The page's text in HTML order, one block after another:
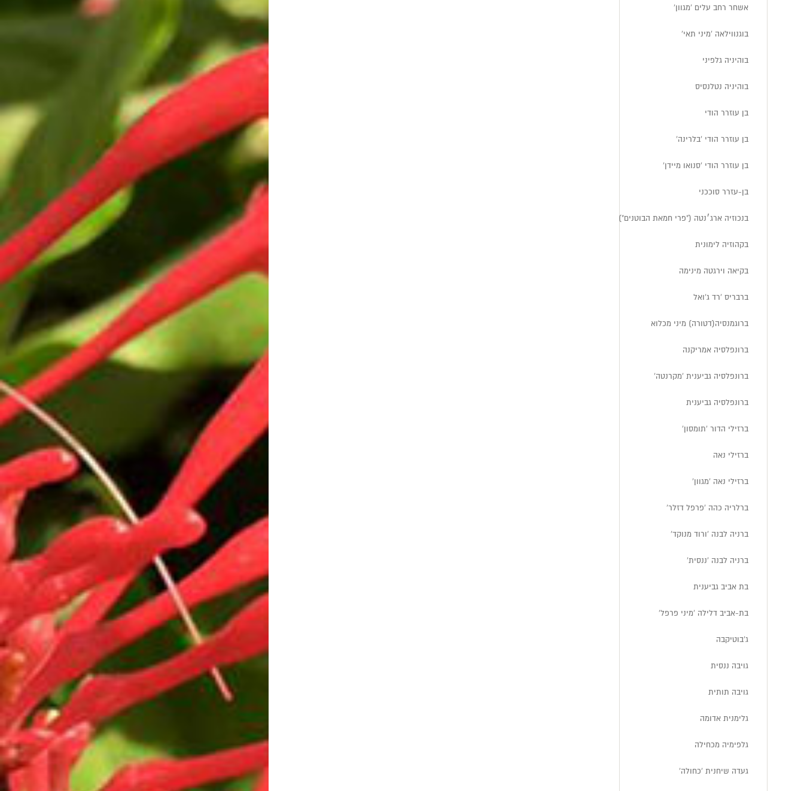
אשחר רחב עלים 'מגוון'
בוגנווילאה 'מיני תאי'
בוהיניה גלפיני
בוהיניה נטלנסיס
בן עוזרר הודי
בן עוזרר הודי 'בלרינה'
בן עוזרר הודי 'סנואו מיידן'
בן-עזרר סוככני
בנכוזיה ארג׳נטה ("פרי חמאת הבוטנים")
בקהוזיה לימונית
בקיאה וירגטה מינימה
ברבריס 'רד ג'ואל
ברוגמנסיה(דטורה) מיני מכלוא
ברונפלסיה אמריקנה
ברונפלסיה גביענית 'מקרנטה'
ברונפלסיה גביענית
ברזילי הדור 'תומסון'
ברזילי נאה
ברזילי נאה 'מגוון'
ברלריה כהה 'פרפל דזלר'
ברניה לבנה 'ורוד מנוקד'
ברניה לבנה 'ננסית'
בת אביב גביענית
בת-אביב דלילה 'מיני פרפל'
ג'בוטיקבה
גויבה ננסית
גויבה תותית
גלימנית אדומה
גלפימיה מכחילה
געדה שיחנית 'כחולה'